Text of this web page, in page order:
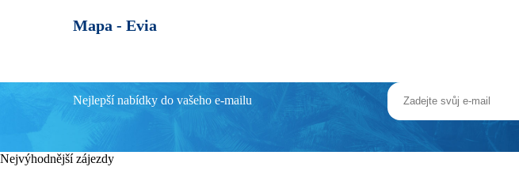
Mapa - Evia
Nejlepší nabídky do vašeho e-mailu
Nejvýhodnější zájezdy